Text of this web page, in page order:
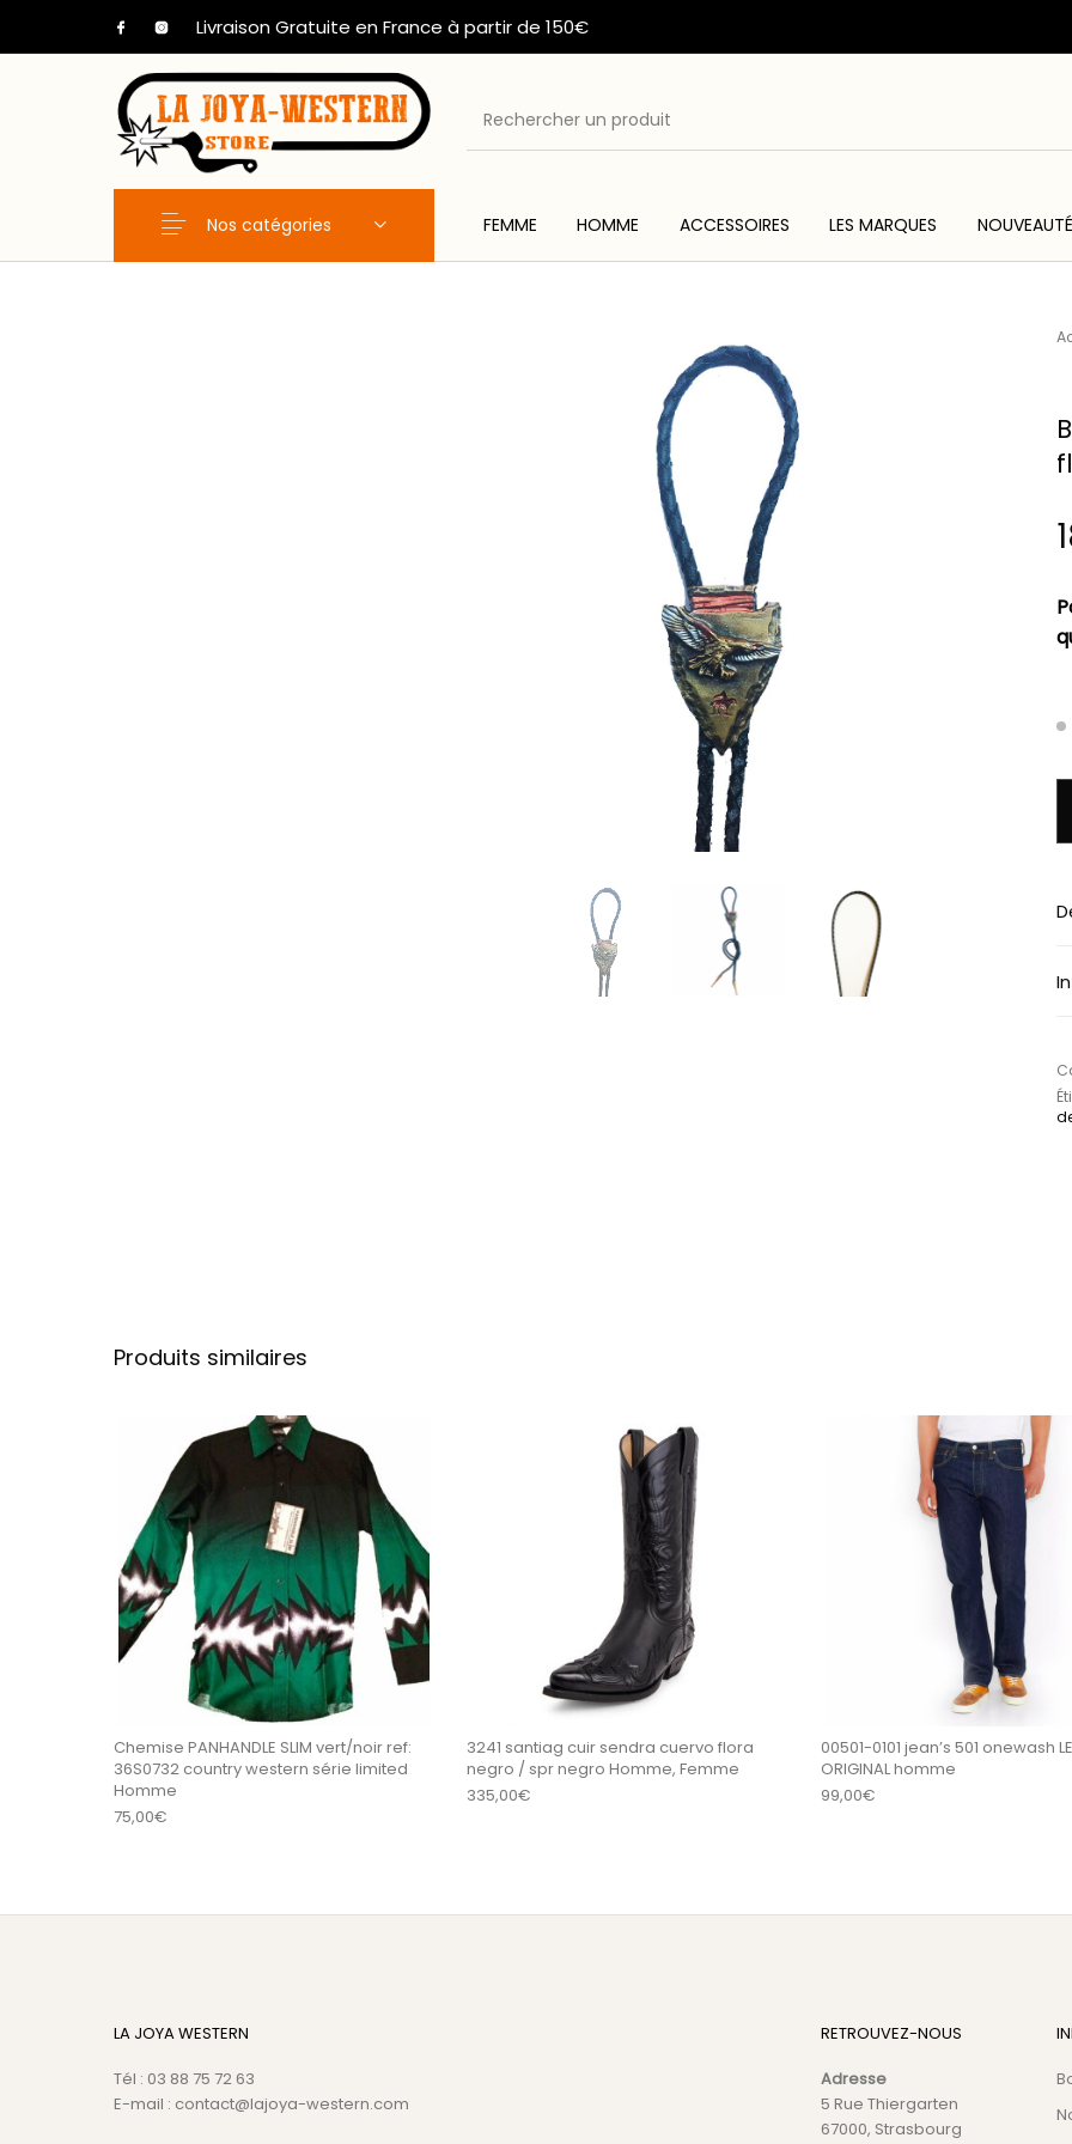
Livraison Gratuite en France à partir de 150€
FEMME HOMME ACCESSOIRES LES MARQUES
Nos catégories
Produits similaires
Chemise PANHANDLE SLIM vert/noir ref:
36S0732 country western série limited
Homme
75,00€
Ce produit a plusieurs variations. Les options peuvent être
3241 santiag cuir sendra cuervo flora
negro / spr negro Homme, Femme
335,00€
Ce produit a plusieurs
00501-0101 jean’s 501 onewash
ORIGINAL homme
99,00€
LA JOYA WESTERN
Tél : 03 88 75 72 63
E-mail : contact@lajoya-western.com
RETROUVEZ-NOUS
Adresse
5 Rue Thiergarten
67000, Strasbourg